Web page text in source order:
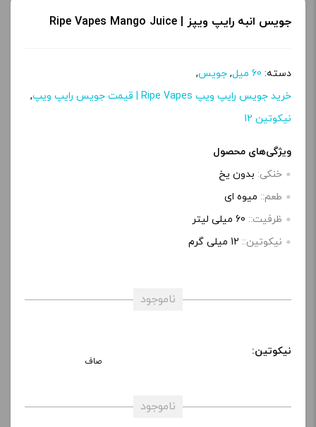
جویس انبه رایپ ویپز | Ripe Vapes Mango Juice
دسته: 60 میل , جویس,
خرید جویس رایپ ویپ Ripe Vapes | قیمت جویس رایپ ویپ
,
نیکوتین 12
ویژگی‌های محصول
خنکی: بدون یخ
طعم:: میوه ای
ظرفیت:: 60 میلی‌ لیتر
نیکوتین:: 12 میلی گرم
ناموجود
نیکوتین:
صاف
ناموجود